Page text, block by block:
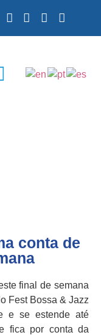
conta de
final de semana
Fest Bossa & Jazz
e se estende até
fica por conta da